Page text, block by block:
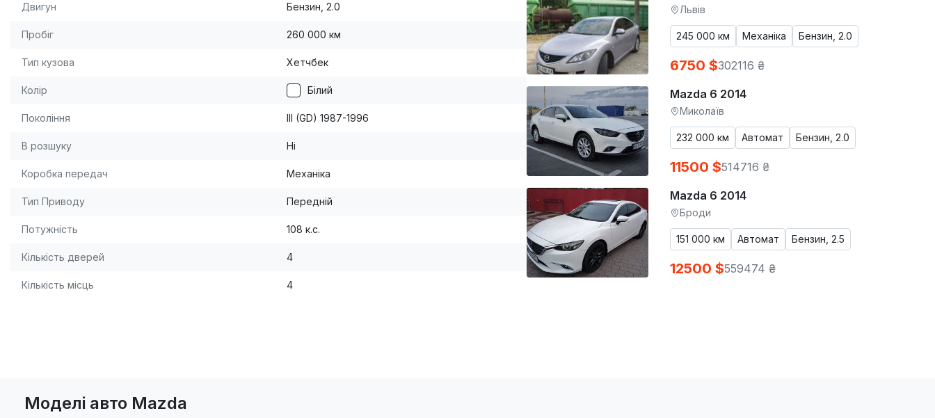
Двигун Бензин, 2.0
Пробіг 260 000 км
Тип кузова Хетчбек
Колір Білий
Покоління III (GD) 1987-1996
В розшуку Ні
Коробка передач Механіка
Тип Приводу Передній
Потужність 108 к.с.
Кількість дверей 4
Кількість місць 4
Львів
245 000 км Механіка Бензин, 2.0
6750 $302116 ₴
Mazda 6 2014
Миколаїв
232 000 км Автомат Бензин, 2.0
11500 $514716 ₴
Mazda 6 2014
Броди
151 000 км Автомат Бензин, 2.5
12500 $559474 ₴
Моделі авто Mazda